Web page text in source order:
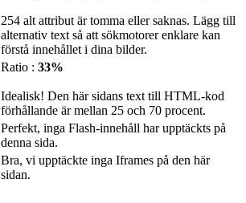
254 alt attribut är tomma eller saknas. Lägg till
alternativ text så att sökmotorer enklare kan
förstå innehållet i dina bilder.
Ratio : 33%
Idealisk! Den här sidans text till HTML-kod
förhållande är mellan 25 och 70 procent.
Perfekt, inga Flash-innehåll har upptäckts på
denna sida.
Bra, vi upptäckte inga Iframes på den här
sidan.